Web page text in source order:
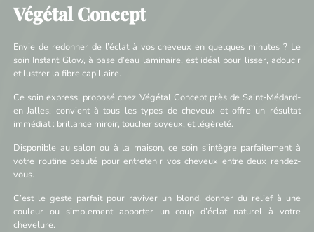
Végétal Concept
Envie de redonner de l’éclat à vos cheveux en quelques minutes ? Le
soin Instant Glow, à base d’eau laminaire, est idéal pour lisser, adoucir
et lustrer la fibre capillaire.
Ce soin express, proposé chez Végétal Concept près de Saint-Médard-
en-Jalles, convient à tous les types de cheveux et offre un résultat
immédiat : brillance miroir, toucher soyeux, et légèreté.
Disponible au salon ou à la maison, ce soin s’intègre parfaitement à
votre routine beauté pour entretenir vos cheveux entre deux rendez-
vous.
C’est le geste parfait pour raviver un blond, donner du relief à une
couleur ou simplement apporter un coup d’éclat naturel à votre
chevelure.